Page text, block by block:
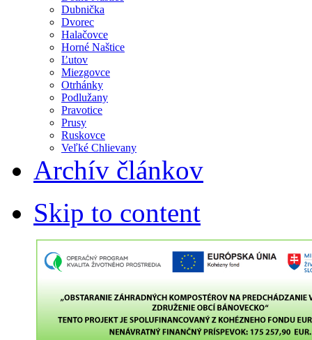
Dubnička
Dvorec
Halačovce
Horné Naštice
Ľutov
Miezgovce
Otrhánky
Podlužany
Pravotice
Prusy
Ruskovce
Veľké Chlievany
Archív článkov
Skip to content